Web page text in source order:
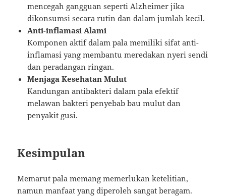
mencegah gangguan seperti Alzheimer jika
dikonsumsi secara rutin dan dalam jumlah kecil.
Anti-inflamasi Alami
Komponen aktif dalam pala memiliki sifat anti-
inflamasi yang membantu meredakan nyeri sendi
dan peradangan ringan.
Menjaga Kesehatan Mulut
Kandungan antibakteri dalam pala efektif
melawan bakteri penyebab bau mulut dan
penyakit gusi.
Kesimpulan
Memarut pala memang memerlukan ketelitian,
namun manfaat yang diperoleh sangat beragam.